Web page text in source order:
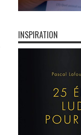
INSPIRATION